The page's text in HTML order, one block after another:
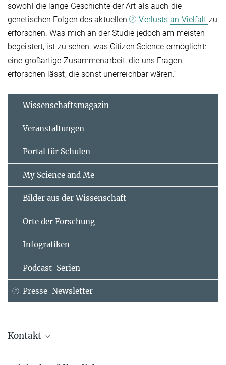
sowohl die lange Geschichte der Art als auch die
genetischen Folgen des aktuellen
Verlusts an Vielfalt zu
erforschen. Was mich an der Studie jedoch am meisten
begeistert, ist zu sehen, was Citizen Science ermöglicht:
eine großartige Zusammenarbeit, die uns Fragen
erforschen lässt, die sonst unerreichbar wären.“
Wissenschaftsmagazin
Veranstaltungen
Portal für Schulen
My Science and Me
Bilder aus der Wissenschaft
Orte der Forschung
Infografiken
Podcast-Serien
Presse-Newsletter
Kontakt